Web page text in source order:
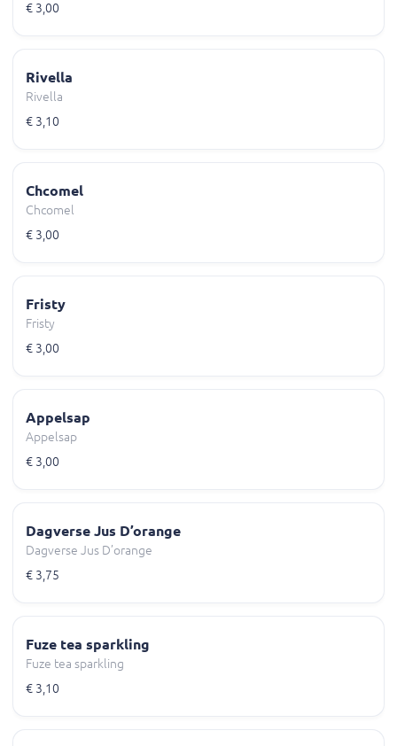
€ 3,00
Rivella
Rivella
€ 3,10
Chcomel
Chcomel
€ 3,00
Fristy
Fristy
€ 3,00
Appelsap
Appelsap
€ 3,00
Dagverse Jus D’orange
Dagverse Jus D’orange
€ 3,75
Fuze tea sparkling
Fuze tea sparkling
€ 3,10